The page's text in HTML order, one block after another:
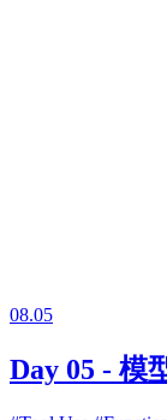
08.05
Day 05 - 模